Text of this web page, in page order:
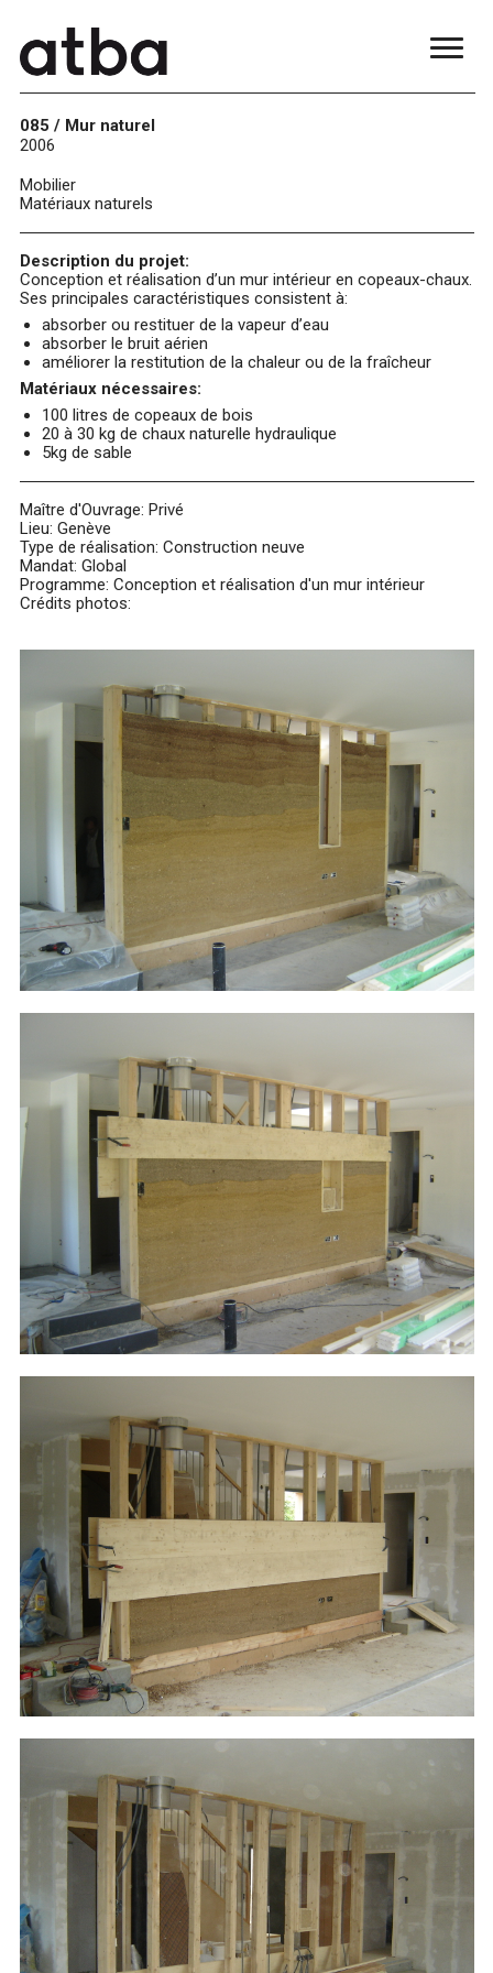
085 / Mur naturel
2006
Mobilier
Matériaux naturels
Description du projet:
Conception et réalisation d’un mur intérieur en copeaux-chaux.
Ses principales caractéristiques consistent à:
absorber ou restituer de la vapeur d’eau
absorber le bruit aérien
améliorer la restitution de la chaleur ou de la fraîcheur
Matériaux nécessaires:
100 litres de copeaux de bois
20 à 30 kg de chaux naturelle hydraulique
5kg de sable
Maître d'Ouvrage: Privé
Lieu: Genève
Type de réalisation: Construction neuve
Mandat: Global
Programme: Conception et réalisation d'un mur intérieur
Crédits photos: